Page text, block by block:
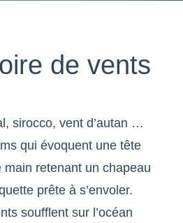
de vents
sirocco, vent d’autan …
qui évoquent une tête
main retenant un chapeau
prête à s’envoler.
soufflent sur l’océan